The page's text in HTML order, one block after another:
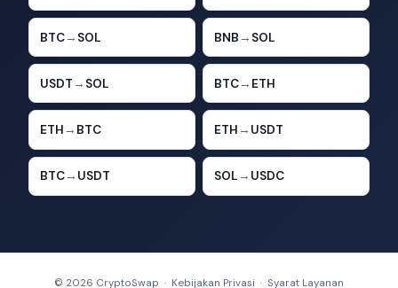
BTC→ SOL BNB → SOL
USDT → SOL BTC→ ETH
ETH → BTC ETH → USDT
BTC→ USDT SOL → USDC
© 2026 CryptoSwap · Kebijakan Privasi · Syarat Layanan